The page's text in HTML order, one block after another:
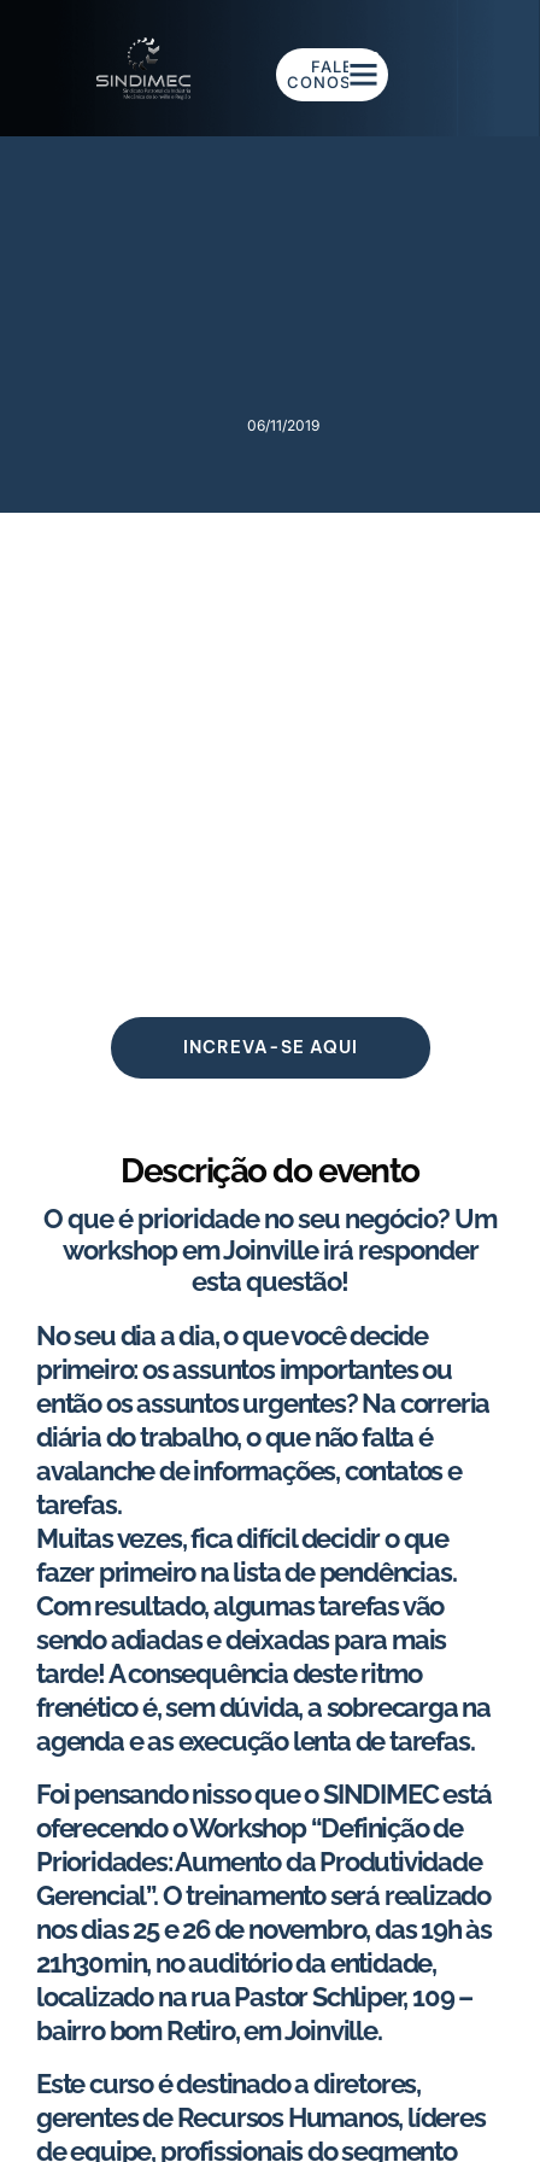
FALE
CONOSCO
06/11/2019
INCREVA-SE AQUI
Descrição do evento
O que é prioridade no seu negócio? Um
workshop em Joinville irá responder
esta questão!
No seu dia a dia, o que você decide
primeiro: os assuntos importantes ou
então os assuntos urgentes? Na correria
diária do trabalho, o que não falta é
avalanche de informações, contatos e
tarefas.
Muitas vezes, fica difícil decidir o que
fazer primeiro na lista de pendências.
Com resultado, algumas tarefas vão
sendo adiadas e deixadas para mais
tarde! A consequência deste ritmo
frenético é, sem dúvida, a sobrecarga na
agenda e as execução lenta de tarefas.
Foi pensando nisso que o SINDIMEC está
oferecendo o Workshop “Definição de
Prioridades: Aumento da Produtividade
Gerencial”. O treinamento será realizado
nos dias 25 e 26 de novembro, das 19h às
21h30min, no auditório da entidade,
localizado na rua Pastor Schliper, 109 –
bairro bom Retiro, em Joinville.
Este curso é destinado a diretores,
gerentes de Recursos Humanos, líderes
de equipe, profissionais do segmento